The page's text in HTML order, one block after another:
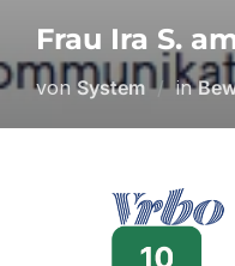
Frau Ira S.
von System in